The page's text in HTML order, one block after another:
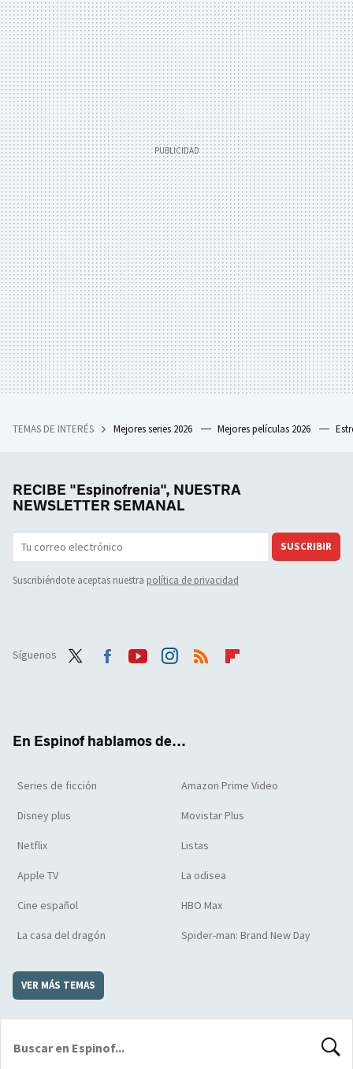
TEMAS DE INTERÉS Mejores series 2026 Mejores películas 2026
RECIBE "Espinofrenia", NUESTRA
NEWSLETTER SEMANAL
SUSCRIBIR
Suscribiéndote aceptas nuestra política de privacidad
Síguenos
En Espinof hablamos de...
Series de ficción Amazon Prime Video
Disney plus Movistar Plus
Netflix Listas
Apple TV La odisea
Cine español HBO Max
La casa del dragón Spider-man: Brand New Day
VER MÁS TEMAS